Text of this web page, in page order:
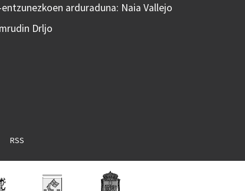
arduraduna: Naia Vallejo
Drljo
RSS